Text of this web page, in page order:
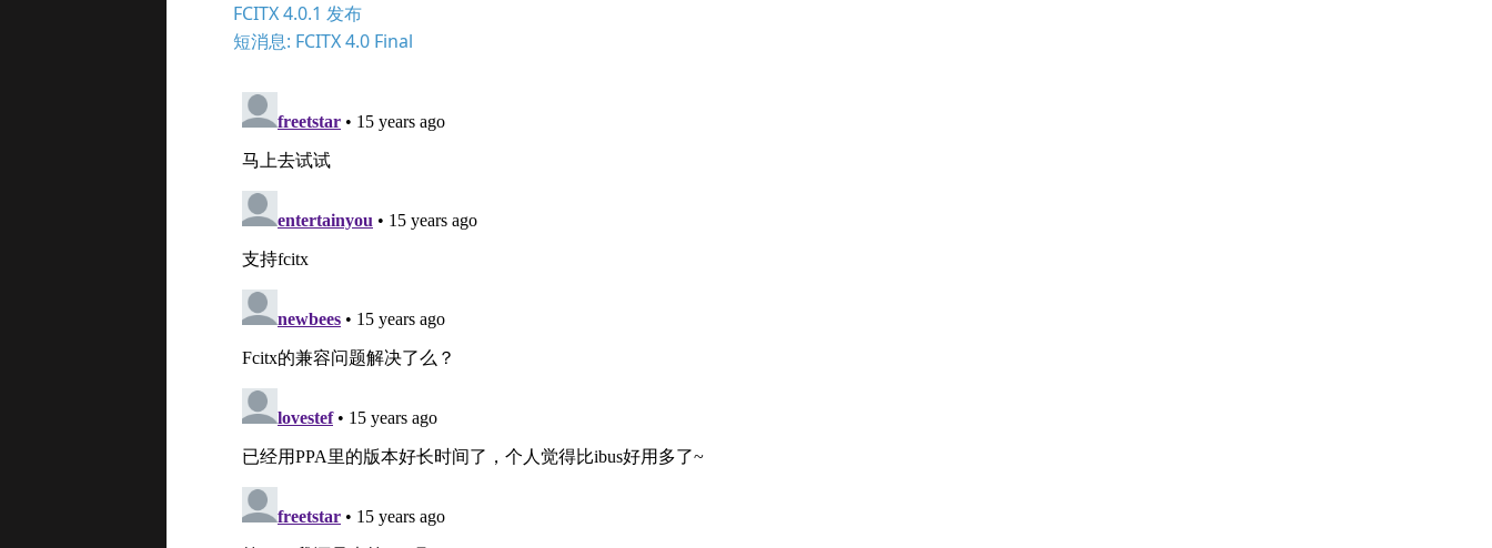
FCITX 4.0.1 发布
短消息: FCITX 4.0 Final